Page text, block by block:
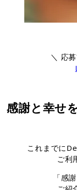
＼ 応
感謝と幸せ
これまでに
ご利
「感